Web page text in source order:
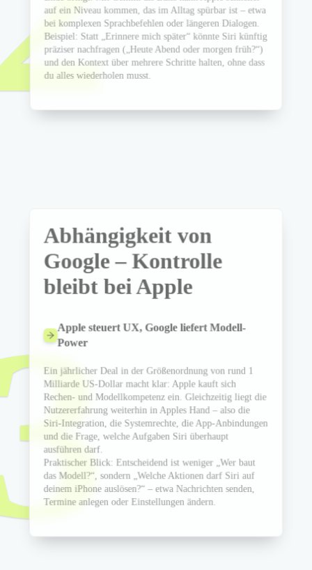
auf ein Niveau kommen, das im Alltag spürbar ist – etwa
bei komplexen Sprachbefehlen oder längeren Dialogen.
Beispiel: Statt „Erinnere mich später“ könnte Siri künftig
präziser nachfragen („Heute Abend oder morgen früh?“)
und den Kontext über mehrere Schritte halten, ohne dass
du alles wiederholen musst.
Abhängigkeit von
Google – Kontrolle
bleibt bei Apple
Apple steuert UX, Google liefert Modell-
Power
Ein jährlicher Deal in der Größenordnung von rund 1
Milliarde US-Dollar macht klar: Apple kauft sich
Rechen- und Modellkompetenz ein. Gleichzeitig liegt die
Nutzererfahrung weiterhin in Apples Hand – also die
Siri-Integration, die Systemrechte, die App-Anbindungen
und die Frage, welche Aufgaben Siri überhaupt
ausführen darf.
Praktischer Blick: Entscheidend ist weniger „Wer baut
das Modell?“, sondern „Welche Aktionen darf Siri auf
deinem iPhone auslösen?“ – etwa Nachrichten senden,
Termine anlegen oder Einstellungen ändern.